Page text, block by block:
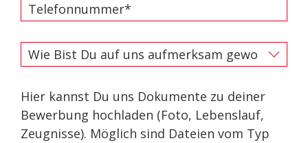
Hier kannst Du uns Dokumente zu deiner
Bewerbung hochladen (Foto, Lebenslauf,
Zeugnisse). Möglich sind Dateien vom Typ